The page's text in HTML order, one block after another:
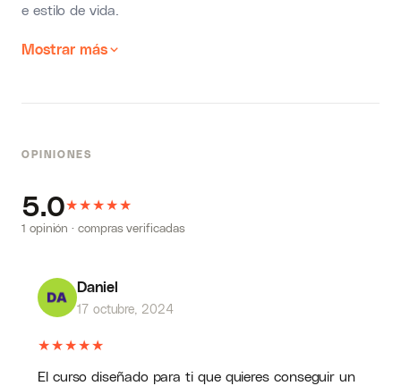
e estilo de vida.
Mostrar más
OPINIONES
5.0★★★★★
1 opinión · compras verificadas
Daniel
17 octubre, 2024
★★★★★
El curso diseñado para ti que quieres conseguir un